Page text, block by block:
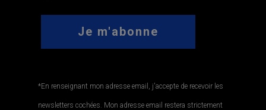
*En renseignant mon adresse email, j'accepte de recevoir les
newsletters cochées. Mon adresse email restera strictement